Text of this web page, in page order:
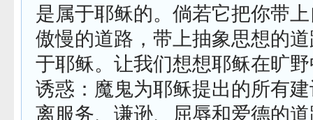
是属于耶稣的。倘若它把你带
傲慢的道路，带上抽象思想的
于耶稣。让我们想想耶稣在旷
诱惑：魔鬼为耶稣提出的所有
离服务、谦逊、屈辱和爱德的